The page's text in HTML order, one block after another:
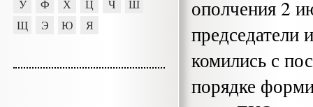
ополчения 2
председатели
комились с
порядке
У
Ф Х Ц Ч
Ш
Щ
Э Ю Я